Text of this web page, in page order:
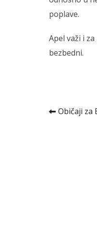
poplave.
Apel važi i
bezbedni.
Običaji za